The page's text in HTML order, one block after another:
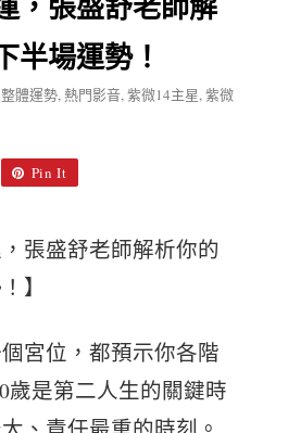
，張盛舒老師解
半場運勢！
整體運勢, 熱門影音,紫微14主星,紫微
Pin It
，張盛舒老師解析你的
】
宮位，都預示你各階
歲是第二人生的關鍵時